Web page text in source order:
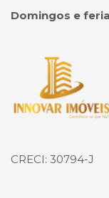
Domingos e
Página inicial
CRECI: 30794-J